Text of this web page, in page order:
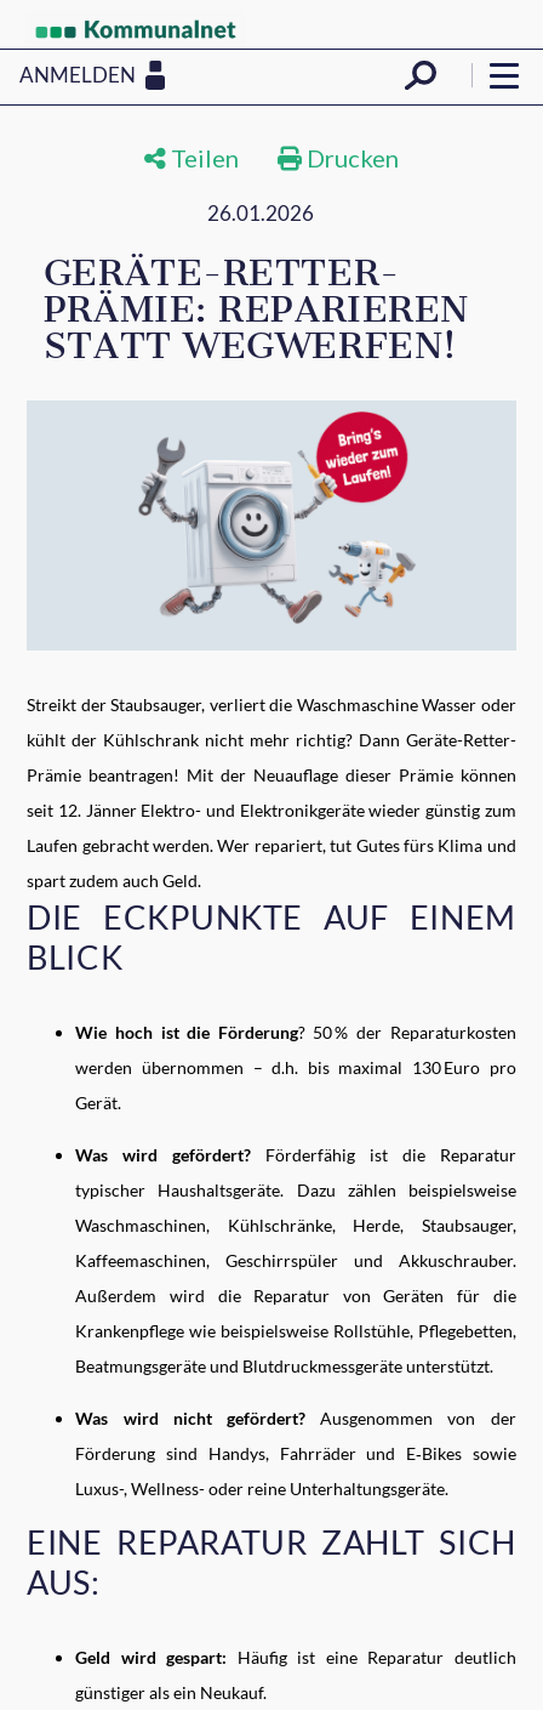
ANMELDEN
Teilen Drucken
26.01.2026
GERÄTE-RETTER-
PRÄMIE: REPARIEREN
STATT WEGWERFEN!
Streikt der Staubsauger, verliert die Waschmaschine Wasser oder
kühlt der Kühlschrank nicht mehr richtig? Dann Geräte-Retter-
Prämie beantragen! Mit der Neuauflage dieser Prämie können
seit 12. Jänner Elektro- und Elektronikgeräte wieder günstig zum
Laufen gebracht werden. Wer repariert, tut Gutes fürs Klima und
spart zudem auch Geld.
DIE ECKPUNKTE AUF EINEM
BLICK
Wie hoch ist die Förderung? 50 % der Reparaturkosten
werden übernommen – d.h. bis maximal 130 Euro pro
Gerät.
Was wird gefördert? Förderfähig ist die Reparatur
typischer Haushaltsgeräte. Dazu zählen beispielsweise
Waschmaschinen, Kühlschränke, Herde, Staubsauger,
Kaffeemaschinen, Geschirrspüler und Akkuschrauber.
Außerdem wird die Reparatur von Geräten für die
Krankenpflege wie beispielsweise Rollstühle, Pflegebetten,
Beatmungsgeräte und Blutdruckmessgeräte unterstützt.
Was wird nicht gefördert?Ausgenommen von der
Förderung sind Handys, Fahrräder und E‑Bikes sowie
Luxus-, Wellness- oder reine Unterhaltungsgeräte.
EINE REPARATUR ZAHLT SICH
AUS:
Geld wird gespart: Häufig ist eine Reparatur deutlich
günstiger als ein Neukauf.